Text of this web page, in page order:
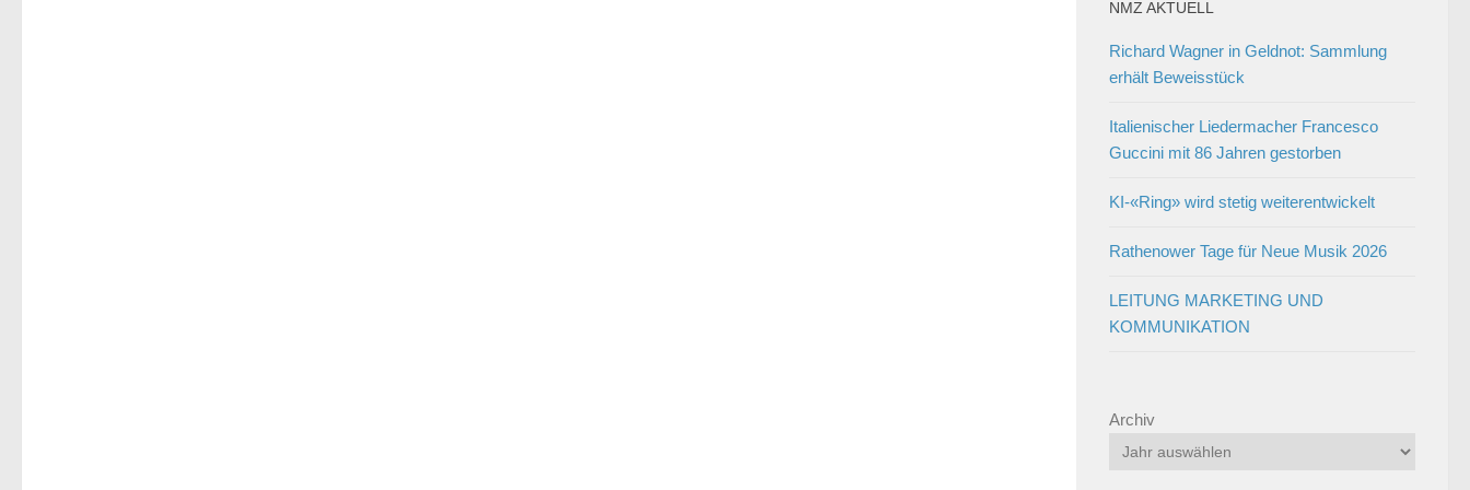
NMZ AKTUELL
Richard Wagner in Geldnot: Sammlung
erhält Beweisstück
Italienischer Liedermacher Francesco
Guccini mit 86 Jahren gestorben
KI-«Ring» wird stetig weiterentwickelt
Rathenower Tage für Neue Musik 2026
LEITUNG MARKETING UND
KOMMUNIKATION
Archiv